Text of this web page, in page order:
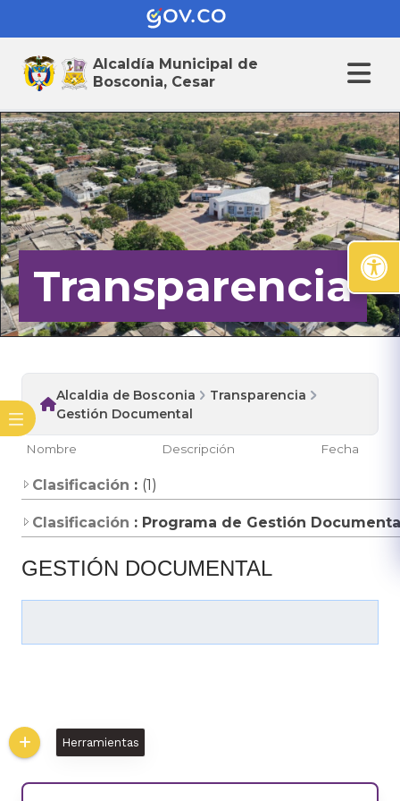
Alcaldía Municipal de
Bosconia, Cesar
Transparencia
Alcaldia de Bosconia
Transparencia
Gestión Documental
Nombre Descripción Fecha
Clasificación : (1)
Clasificación : Programa de Gestión
GESTIÓN DOCUMENTAL
Herramientas